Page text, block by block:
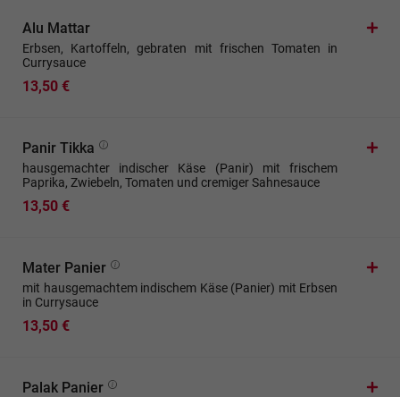
Alu Mattar
Erbsen, Kartoffeln, gebraten mit frischen Tomaten in
Currysauce
13,50 €
Panir Tikka
hausgemachter indischer Käse (Panir) mit frischem
Paprika, Zwiebeln, Tomaten und cremiger Sahnesauce
13,50 €
Mater Panier
mit hausgemachtem indischem Käse (Panier) mit Erbsen
in Currysauce
13,50 €
Palak Panier